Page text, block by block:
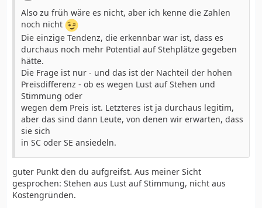
Also zu früh wäre es nicht, aber ich kenne die Zahlen
noch nicht
Die einzige Tendenz, die erkennbar war ist, dass es
durchaus noch mehr Potential auf Stehplätze gegeben
hätte.
Die Frage ist nur - und das ist der Nachteil der hohen
Preisdifferenz - ob es wegen Lust auf Stehen und
Stimmung oder
wegen dem Preis ist. Letzteres ist ja durchaus legitim,
aber das sind dann Leute, von denen wir erwarten, dass
sie sich
in SC oder SE ansiedeln.
guter Punkt den du aufgreifst. Aus meiner Sicht
gesprochen: Stehen aus Lust auf Stimmung, nicht aus
Kostengründen.